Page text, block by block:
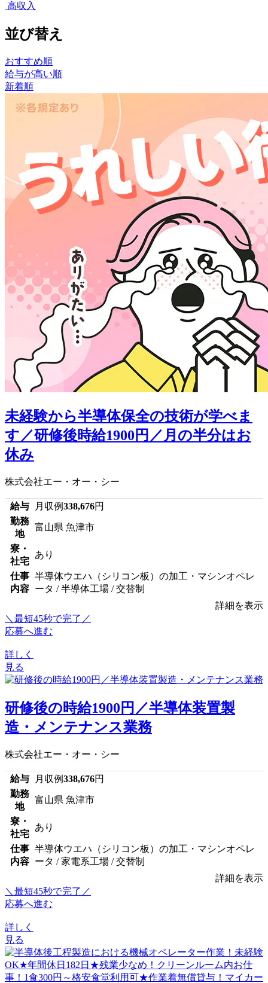
高収入
並び替え
おすすめ順
給与が高い順
新着順
未経験から半導体保全の技術が学べま
す／研修後時給1900円／月の半分はお
休み
株式会社エー・オー・シー
給与 月収例338,676円
勤務
地
富山県 魚津市
寮・
社宅
あり
仕事
内容
半導体ウエハ（シリコン板）の加工・マシンオペレ
ータ / 半導体工場 / 交替制
詳細を表示
＼最短45秒で完了／
応募へ進む
詳しく
見る
研修後の時給1900円／半導体装置製
造・メンテナンス業務
株式会社エー・オー・シー
給与 月収例338,676円
勤務
地
富山県 魚津市
寮・
社宅
あり
仕事
内容
半導体ウエハ（シリコン板）の加工・マシンオペレ
ータ / 家電系工場 / 交替制
詳細を表示
＼最短45秒で完了／
応募へ進む
詳しく
見る